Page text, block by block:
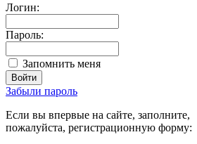
Логин:
Пароль:
Запомнить меня
Забыли пароль
Если вы впервые на сайте, заполните,
пожалуйста, регистрационную форму: